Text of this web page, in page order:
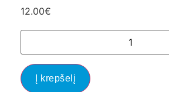
12.00€
Į krepšelį